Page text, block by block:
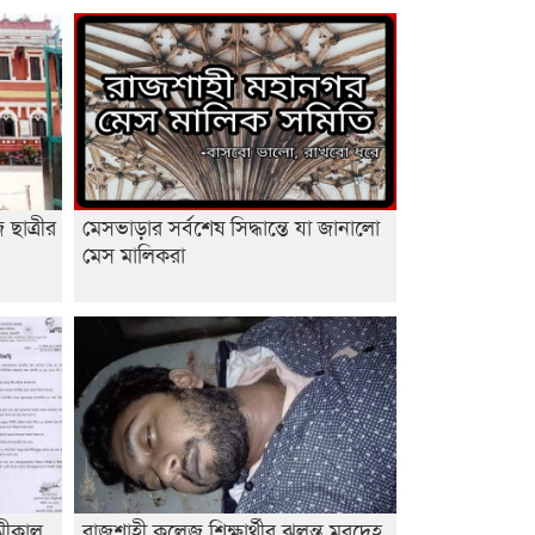
মেসভাড়ার সর্বশেষ সিদ্ধান্তে যা জানালো
মেস মালিকরা